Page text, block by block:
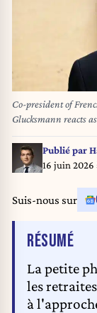
Co-president of
Glucksmann reacts
Minister as part of
Paris, on September
vote
Publié par
16 juin 2026
Suis-nous sur
RÉSUMÉDE
La petite
les
à